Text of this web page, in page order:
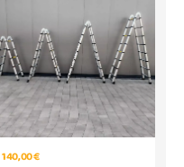
140,00 €